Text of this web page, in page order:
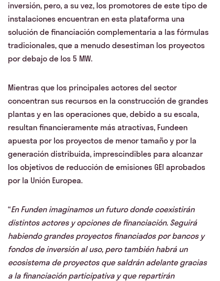
inversión, pero, a su vez, los promotores de este tipo de
instalaciones encuentran en esta plataforma una
solución de financiación complementaria a las fórmulas
tradicionales, que a menudo desestiman los proyectos
por debajo de los 5 MW.
Mientras que los principales actores del sector
concentran sus recursos en la construcción de grandes
plantas y en las operaciones que, debido a su escala,
resultan financieramente más atractivas, Fundeen
apuesta por los proyectos de menor tamaño y por la
generación distribuida, imprescindibles para alcanzar
los objetivos de reducción de emisiones GEI aprobados
por la Unión Europea.
“En Funden imaginamos un futuro donde coexistirán
distintos actores y opciones de financiación. Seguirá
habiendo grandes proyectos financiados por bancos y
fondos de inversión al uso, pero también habrá un
ecosistema de proyectos que saldrán adelante gracias
a la financiación participativa y que repartirán